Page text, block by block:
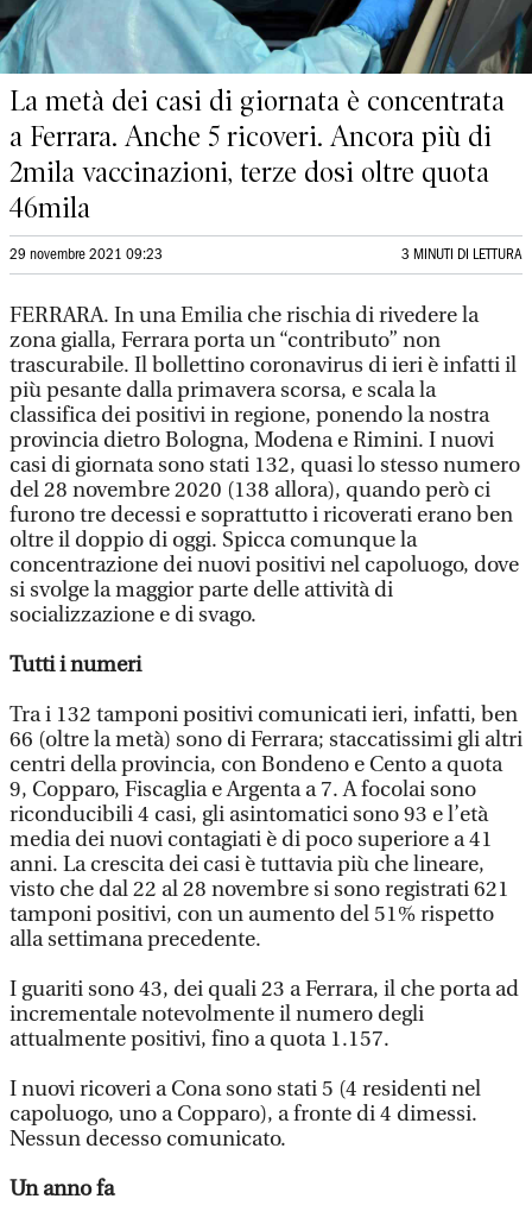
La metà dei casi di giornata è concentrata
a Ferrara. Anche 5 ricoveri. Ancora più di
2mila vaccinazioni, terze dosi oltre quota
46mila
29 novembre 2021 09:23 3 MINUTI DI LETTURA
FERRARA. In una Emilia che rischia di rivedere la
zona gialla, Ferrara porta un “contributo” non
trascurabile. Il bollettino coronavirus di ieri è infatti il
più pesante dalla primavera scorsa, e scala la
classifica dei positivi in regione, ponendo la nostra
provincia dietro Bologna, Modena e Rimini. I nuovi
casi di giornata sono stati 132, quasi lo stesso numero
del 28 novembre 2020 (138 allora), quando però ci
furono tre decessi e soprattutto i ricoverati erano ben
oltre il doppio di oggi. Spicca comunque la
concentrazione dei nuovi positivi nel capoluogo, dove
si svolge la maggior parte delle attività di
socializzazione e di svago.
Tutti i numeri
Tra i 132 tamponi positivi comunicati ieri, infatti, ben
66 (oltre la metà) sono di Ferrara; staccatissimi gli altri
centri della provincia, con Bondeno e Cento a quota
9, Copparo, Fiscaglia e Argenta a 7. A focolai sono
riconducibili 4 casi, gli asintomatici sono 93 e l’età
media dei nuovi contagiati è di poco superiore a 41
anni. La crescita dei casi è tuttavia più che lineare,
visto che dal 22 al 28 novembre si sono registrati 621
tamponi positivi, con un aumento del 51% rispetto
alla settimana precedente.
I guariti sono 43, dei quali 23 a Ferrara, il che porta ad
incrementale notevolmente il numero degli
attualmente positivi, fino a quota 1.157.
I nuovi ricoveri a Cona sono stati 5 (4 residenti nel
capoluogo, uno a Copparo), a fronte di 4 dimessi.
Nessun decesso comunicato.
Un anno fa